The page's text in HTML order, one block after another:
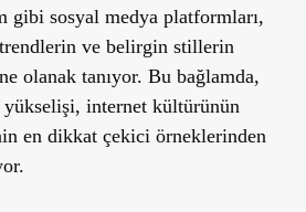
gibi sosyal medya platformları,
ve belirgin stillerin
olanak tanıyor. Bu bağlamda,
internet kültürünün
en dikkat çekici örneklerinden